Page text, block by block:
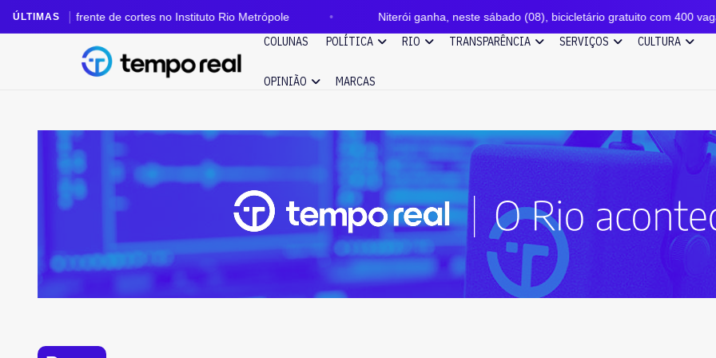
ÚLTIMAS
frente de cortes no Instituto Rio Metrópole Niterói ganha, neste sábado (08), bicicletário gratuito com 400 vagas ao lado
COLUNAS POLÍTICA RIO TRANSPARÊNCIA SERVIÇOS CULTURA
OPINIÃO MARCAS